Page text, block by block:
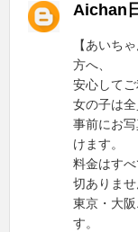
Aichan
【あいち
方へ、
安心して
女の子は全
事前にお
けます。
料金はす
切ありませ
東京・大
す。